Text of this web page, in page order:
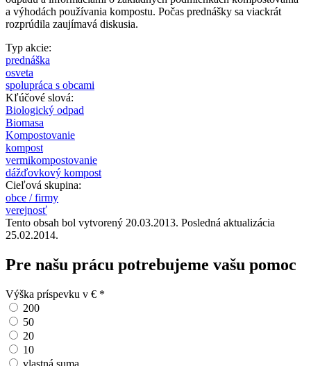
a výhodách používania kompostu. Počas prednášky sa viackrát
rozprúdila zaujímavá diskusia.
Typ akcie:
prednáška
osveta
spolupráca s obcami
Kľúčové slová:
Biologický odpad
Biomasa
Kompostovanie
kompost
vermikompostovanie
dážďovkový kompost
Cieľová skupina:
obce / firmy
verejnosť
Tento obsah bol vytvorený 20.03.2013. Posledná aktualizácia
25.02.2014.
Pre našu prácu potrebujeme vašu pomoc
Výška príspevku v € *
200
50
20
10
vlastná suma